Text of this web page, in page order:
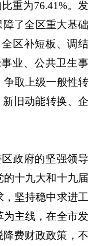
重为76.41%。 发
了全区重大基础
区补短板、调结
业、公共卫生事
取上级一般性转
旧动能转换、企
区政府的坚强领导
十九大和十九届
坚持稳中求进工
主线，在全市发
费财政政策，不